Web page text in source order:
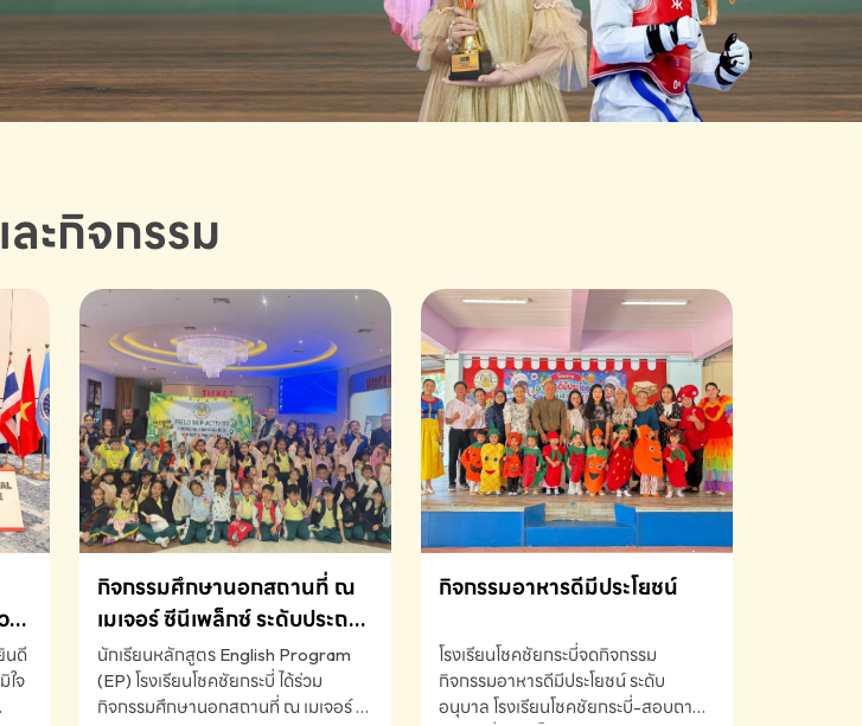
ละกิจกรรม
นดี
ใจ
กิจกรรมศึกษานอกสถานที่ ณ
เมเจอร์ ซีนีเพล็กซ์ ระดับประถม
ศึกษา (EP.1-6)
นักเรียนหลักสูตร English Program
(EP) โรงเรียนโชคชัยกระบี่ ได้ร่วม
กิจกรรมศึกษานอกสถานที่ ณ เมเจอร์ ซี
กิจกรรมอาหารดีมีประโยชน์
โรงเรียนโชคชัยกระบี่จดกิจกรรม
กิจกรรมอาหารดีมีประโยชน์ ระดับ
อนุบาล โรงเรียนโชคชัยกระบี่-สอบถาม